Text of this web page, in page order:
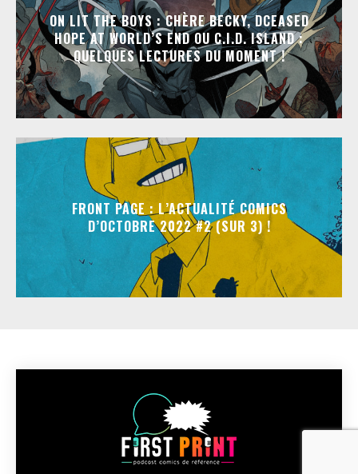
ON LIT THE BOYS : CHÈRE BECKY, DCEASED
HOPE AT WORLD’S END OU C.I.D. ISLAND :
QUELQUES LECTURES DU MOMENT !
FRONT PAGE : L’ACTUALITÉ COMICS
D’OCTOBRE 2022 #2 (SUR 3) !